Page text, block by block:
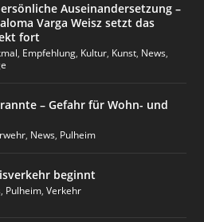
Auseinandersetzung –
Varga Weisz setzt das
fort
, Empfehlung, Kultur, Kunst, News,
– Gefahr für Wohn- und
, News, Pulheim
beginnt
, Pulheim,Verkehr